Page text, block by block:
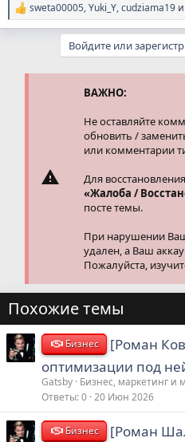
Р
е
sweta00005,Yuki_Y,cudziama19
Войдите или
ВАЖНО:
Не оставляйте
обновить /
или комментарии
Для
«Жалоба /
посте темы.
При нарушении
удален, а Ваш
Пожалуйста,
Похожие темы
Бизнес
[Роман
оптимизации под
Gatsby Бизнес, маркетинг и
Ответы 0 20 Июн 2026
Бизнес
[Роман